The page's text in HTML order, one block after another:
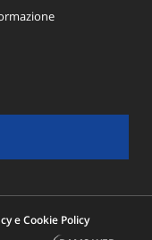
e Cookie Policy